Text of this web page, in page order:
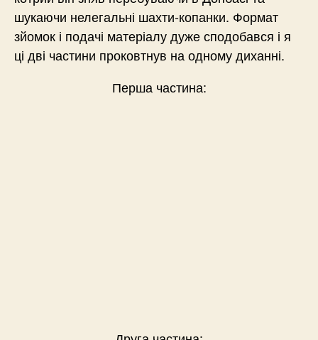
шукаючи нелегальні шахти-копанки. Формат
зйомок і подачі матеріалу дуже сподобався і я
ці дві частини проковтнув на одному диханні.
Перша частина: